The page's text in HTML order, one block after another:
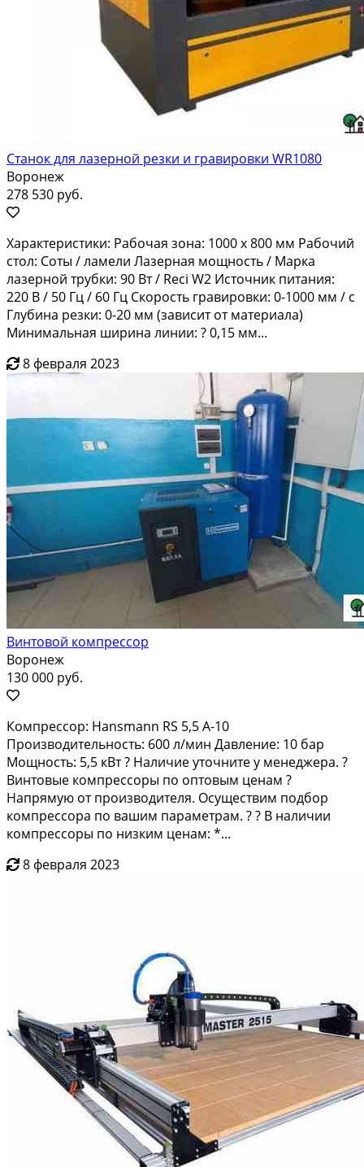
Станок для лазерной резки и гравировки WR1080
Воронеж
278 530 руб.
Характеристики: Рабочая зона: 1000 х 800 мм Рабочий
стол: Соты / ламели Лазерная мощность / Марка
лазерной трубки: 90 Вт / Reci W2 Источник питания:
220 В / 50 Гц / 60 Гц Скорость гравировки: 0-1000 мм / с
Глубина резки: 0-20 мм (зависит от материала)
Минимальная ширина линии: ? 0,15 мм...
8 февраля 2023
Винтовой компрессор
Воронеж
130 000 руб.
Компрессор: Hansmann RS 5,5 A-10
Производительность: 600 л/мин Давление: 10 бар
Мощность: 5,5 кВт ? Наличие уточните у менеджера. ?
Винтовые компрессоры по оптовым ценам ?
Напрямую от производителя. Осуществим подбор
компрессора по вашим параметрам. ? ? В наличии
компрессоры по низким ценам: *...
8 февраля 2023